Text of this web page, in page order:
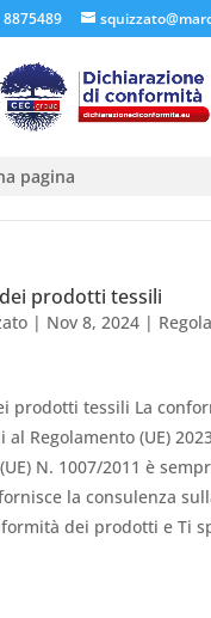
8875489
pagina
prodotti tessili
| Nov 8, 2024|
prodotti tessili La
Regolamento (UE)
N. 1007/2011 è
la consulenza
dei prodotti e Ti